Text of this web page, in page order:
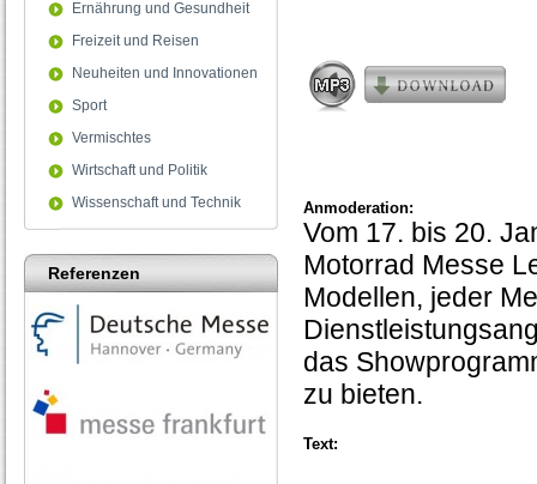
Ernährung und Gesundheit
Freizeit und Reisen
Neuheiten und Innovationen
Sport
Vermischtes
Wirtschaft und Politik
Wissenschaft und Technik
Referenzen
seconds
Anmoderation:
Vom 17. bis 20.
Motorrad Messe
Modellen, jeder
das
zu bieten.
Text: